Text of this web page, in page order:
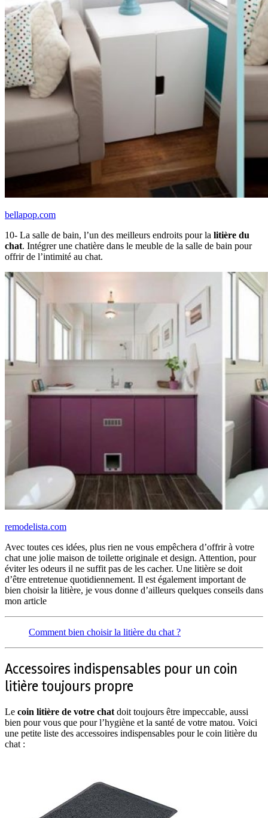
bellapop.com
10- La salle de bain, l’un des meilleurs endroits pour la litière du
chat. Intégrer une chatière dans le meuble de la salle de bain pour
offrir de l’intimité au chat.
remodelista.com
Avec toutes ces idées, plus rien ne vous empêchera d’offrir à votre
chat une jolie maison de toilette originale et design. Attention, pour
éviter les odeurs il ne suffit pas de les cacher. Une litière se doit
d’être entretenue quotidiennement. Il est également important de
bien choisir la litière, je vous donne d’ailleurs quelques conseils dans
mon article
Comment bien choisir la litière du chat ?
Accessoires indispensables pour un coin
litière toujours propre
Le coin litière de votre chatdoit toujours être impeccable, aussi
bien pour vous que pour l’hygiène et la santé de votre matou. Voici
une petite liste des accessoires indispensables pour le coin litière du
chat :